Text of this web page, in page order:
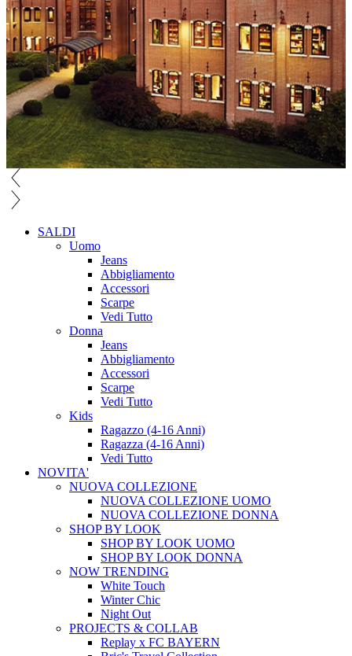
SALDI
Uomo
Jeans
Abbigliamento
Accessori
Scarpe
Vedi Tutto
Donna
Jeans
Abbigliamento
Accessori
Scarpe
Vedi Tutto
Kids
Ragazzo (4-16 Anni)
Ragazza (4-16 Anni)
Vedi Tutto
NOVITA'
NUOVA COLLEZIONE
NUOVA COLLEZIONE UOMO
NUOVA COLLEZIONE DONNA
SHOP BY LOOK
SHOP BY LOOK UOMO
SHOP BY LOOK DONNA
NOW TRENDING
White Touch
Winter Chic
Night Out
PROJECTS & COLLAB
Replay x FC BAYERN